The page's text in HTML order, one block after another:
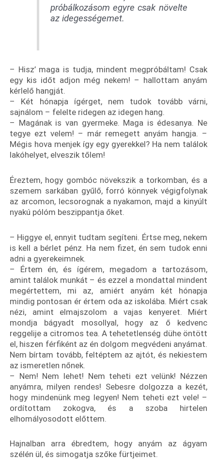
próbálkozásom egyre csak növelte
az idegességemet.
– Hisz’ maga is tudja, mindent megpróbáltam! Csak
egy kis időt adjon még nekem! – hallottam anyám
kérlelő hangját.
– Két hónapja ígérget, nem tudok tovább várni,
sajnálom – felelte ridegen az idegen hang.
– Magának is van gyermeke. Maga is édesanya. Ne
tegye ezt velem! – már remegett anyám hangja. –
Mégis hova menjek így egy gyerekkel? Ha nem találok
lakóhelyet, elveszik tőlem!
Éreztem, hogy gombóc növekszik a torkomban, és a
szemem sarkában gyűlő, forró könnyek végigfolynak
az arcomon, lecsorognak a nyakamon, majd a kinyúlt
nyakú pólóm beszippantja őket.
– Higgye el, ennyit tudtam segíteni. Értse meg, nekem
is kell a bérlet pénz. Ha nem fizet, én sem tudok enni
adni a gyerekeimnek.
– Értem én, és ígérem, megadom a tartozásom,
amint találok munkát – és ezzel a mondattal mindent
megértettem, mi az, amiért anyám két hónapja
mindig pontosan ér értem oda az iskolába. Miért csak
nézi, amint elmajszolom a vajas kenyeret. Miért
mondja bágyadt mosollyal, hogy az ő kedvenc
reggelije a citromos tea. A tehetetlenség dühe öntött
el, hiszen férfiként az én dolgom megvédeni anyámat.
Nem bírtam tovább, feltéptem az ajtót, és nekiestem
az ismeretlen nőnek.
– Nem! Nem lehet! Nem teheti ezt velünk! Nézzen
anyámra, milyen rendes! Sebesre dolgozza a kezét,
hogy mindenünk meg legyen! Nem teheti ezt vele! –
ordítottam zokogva, és a szoba hirtelen
elhomályosodott előttem.
Hajnalban arra ébredtem, hogy anyám az ágyam
szélén ül, és simogatja szőke fürtjeimet.